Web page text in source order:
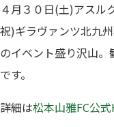
４月３０日(土)アスル
祝)ギラヴァンツ北九
のイベント盛り沢山
です。
詳細は松本山雅FC公